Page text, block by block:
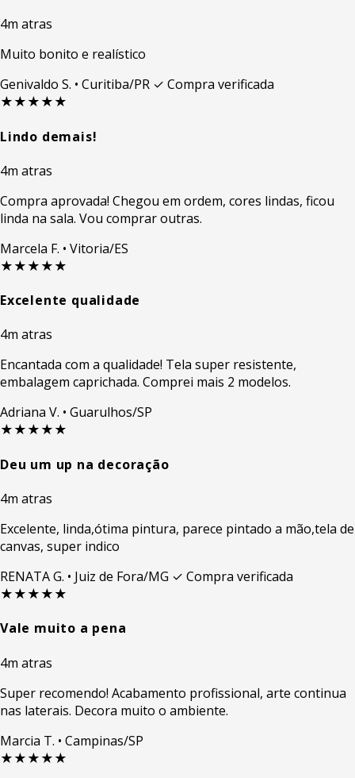
4m atras
Muito bonito e realístico
Genivaldo S. • Curitiba/PR ✓ Compra verificada
★★★★★
Lindo demais!
4m atras
Compra aprovada! Chegou em ordem, cores lindas, ficou
linda na sala. Vou comprar outras.
Marcela F. • Vitoria/ES
★★★★★
Excelente qualidade
4m atras
Encantada com a qualidade! Tela super resistente,
embalagem caprichada. Comprei mais 2 modelos.
Adriana V. • Guarulhos/SP
★★★★★
Deu um up na decoração
4m atras
Excelente, linda,ótima pintura, parece pintado a mão,tela de
canvas, super indico
RENATA G. • Juiz de Fora/MG ✓ Compra verificada
★★★★★
Vale muito a pena
4m atras
Super recomendo! Acabamento profissional, arte continua
nas laterais. Decora muito o ambiente.
Marcia T. • Campinas/SP
★★★★★